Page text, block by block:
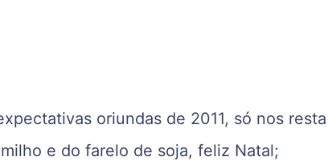
oriundas de 2011, só nos resta
e do farelo de soja, feliz Natal;